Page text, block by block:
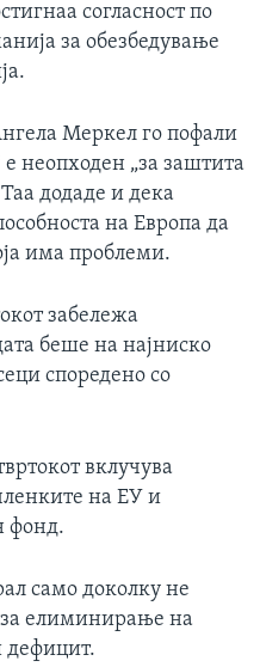
согласност по
за обезбедување
Меркел го пофали
е неопходен „за заштита
додаде и дека
на Европа да
има проблеми.
забележа
беше на најниско
споредено со
вклучува
на ЕУ и
фонд.
само доколку не
за елиминирање на
дефицит.